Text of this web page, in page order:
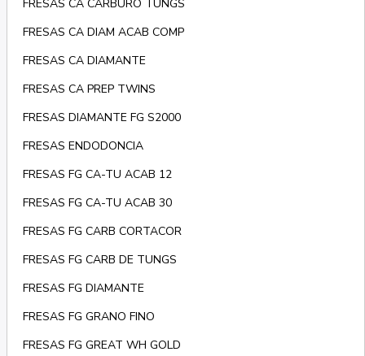
FRESAS CA CARBURO TUNGS
FRESAS CA DIAM ACAB COMP
FRESAS CA DIAMANTE
FRESAS CA PREP TWINS
FRESAS DIAMANTE FG S2000
FRESAS ENDODONCIA
FRESAS FG CA-TU ACAB 12
FRESAS FG CA-TU ACAB 30
FRESAS FG CARB CORTACOR
FRESAS FG CARB DE TUNGS
FRESAS FG DIAMANTE
FRESAS FG GRANO FINO
FRESAS FG GREAT WH GOLD